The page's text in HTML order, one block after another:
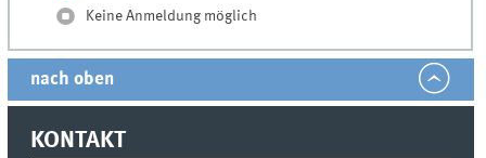
Keine Anmeldung möglich
nach oben
KONTAKT